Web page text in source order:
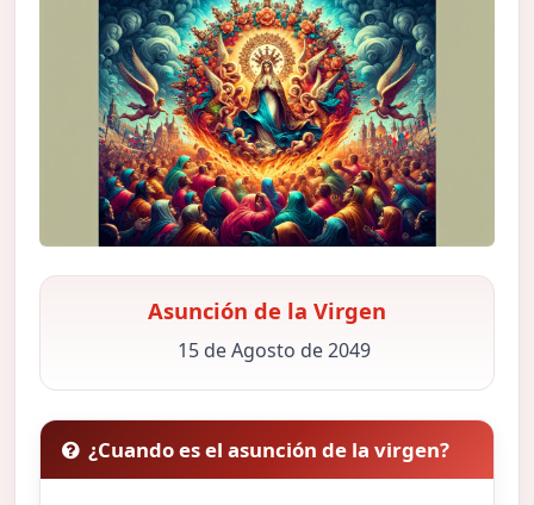
Asunción de la Virgen
15 de Agosto de 2049
¿Cuando es el asunción de la virgen?